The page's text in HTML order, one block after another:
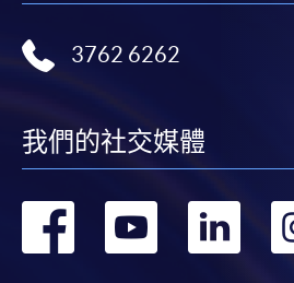
3762 6262
我們的社交媒體
轉
轉
轉